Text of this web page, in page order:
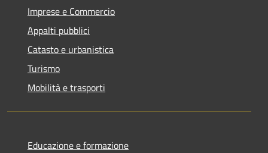
Imprese e Commercio
Appalti pubblici
Catasto e urbanistica
Turismo
Mobilità e trasporti
Educazione e formazione